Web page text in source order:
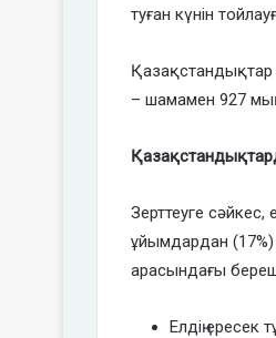
туған күнін
– шамамен 927 мың
Зерттеуге сәйкес,
ұйымдардан
арасындағы
Елдің ересек